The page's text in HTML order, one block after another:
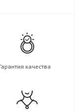
Гарантия качества